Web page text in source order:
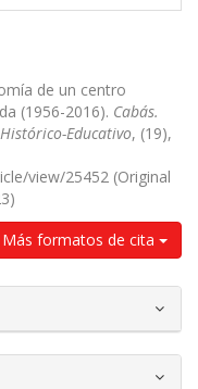
de un centro
(1956-2016). Cabás.
Educativo, (19),
view/25452 (Original
Más formatos de cita